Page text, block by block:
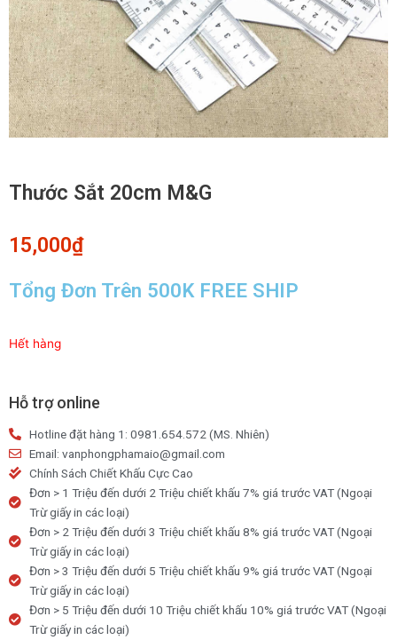
Thước Sắt 20cm M&G
15,000₫
Tổng Đơn Trên 500K FREE SHIP
Hết hàng
Hỗ trợ online
Hotline đặt hàng 1: 0981.654.572 (MS. Nhiên)
Email: vanphongphamaio@gmail.com
Chính Sách Chiết Khấu Cực Cao
Đơn > 1 Triệu đến dưới 2 Triệu chiết khấu 7% giá trước VAT (Ngoại
Trừ giấy in các loại)
Đơn > 2 Triệu đến dưới 3 Triệu chiết khấu 8% giá trước VAT (Ngoại
Trừ giấy in các loại)
Đơn > 3 Triệu đến dưới 5 Triệu chiết khấu 9% giá trước VAT (Ngoại
Trừ giấy in các loại)
Đơn > 5 Triệu đến dưới 10 Triệu chiết khấu 10% giá trước VAT (Ngoại
Trừ giấy in các loại)